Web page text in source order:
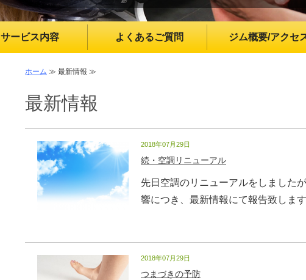
サービス内容 よくあるご質問 ジム概要/アクセ
ホーム ≫ 最新情報 ≫
最新情報
2018年07月29日
続・空調リニューアル
先日空調のリニューアルをしました
響につき、最新情報にて報告致しま
2018年07月29日
つまづきの予防